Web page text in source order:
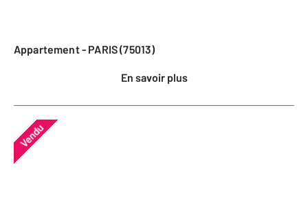
Appartement - PARIS (75013)
En savoir plus
Vendu